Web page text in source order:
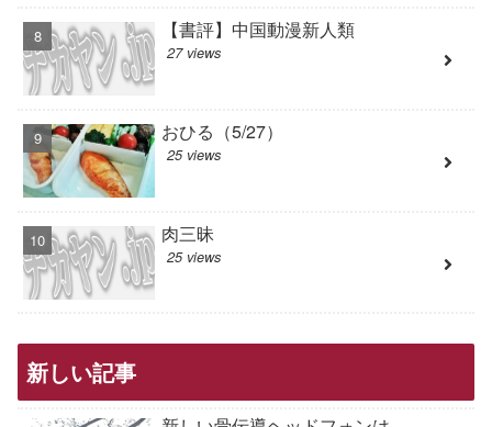
【書評】中国動漫新人類
27 views
おひる（5/27）
25 views
肉三昧
25 views
新しい記事